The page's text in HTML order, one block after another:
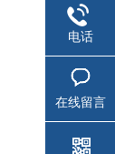
电话
在线留言